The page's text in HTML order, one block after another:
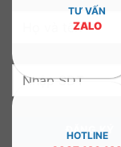
TƯ VẤN
ZALO
HOTLINE